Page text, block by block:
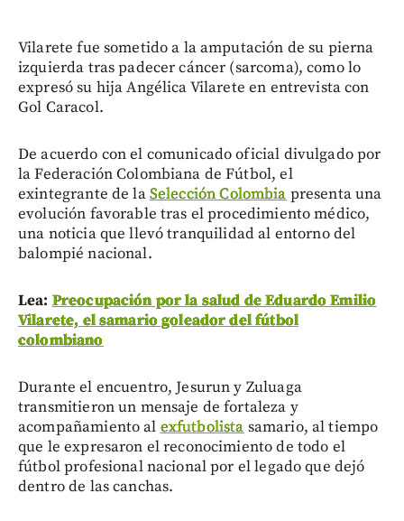
Vilarete fue sometido a la amputación de su pierna
izquierda tras padecer cáncer (sarcoma), como lo
expresó su hija Angélica Vilarete en entrevista con
Gol Caracol.
De acuerdo con el comunicado oficial divulgado por
la Federación Colombiana de Fútbol, el
exintegrante de laSelección Colombia presenta una
evolución favorable tras el procedimiento médico,
una noticia que llevó tranquilidad al entorno del
balompié nacional.
Lea: Preocupación por la salud de Eduardo Emilio
Vilarete, el samario goleador del fútbol
colombiano
Durante el encuentro, Jesurun y Zuluaga
transmitieron un mensaje de fortaleza y
acompañamiento al exfutbolista samario, al tiempo
que le expresaron el reconocimiento de todo el
fútbol profesional nacional por el legado que dejó
dentro de las canchas.